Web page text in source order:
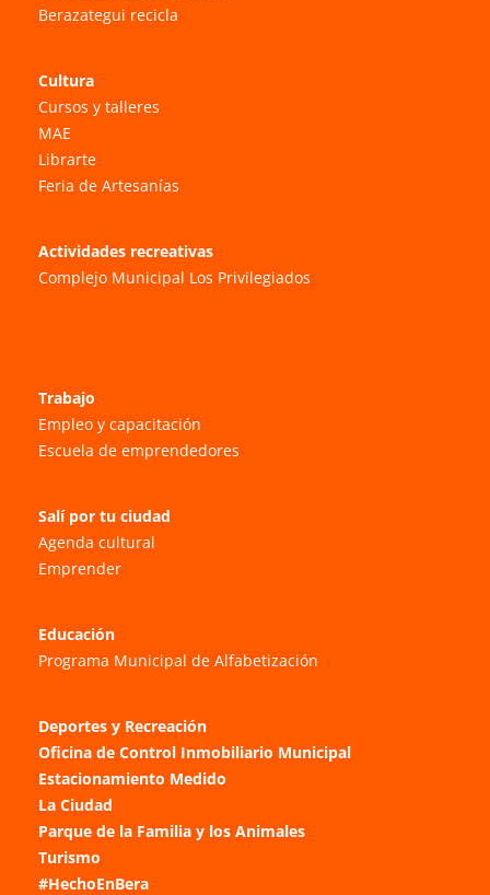
Berazategui recicla
Cultura
Cursos y talleres
MAE
Librarte
Feria de Artesanías
Actividades recreativas
Complejo Municipal Los Privilegiados
Trabajo
Empleo y capacitación
Escuela de emprendedores
Salí por tu ciudad
Agenda cultural
Emprender
Educación
Programa Municipal de Alfabetización
Deportes y Recreación
Oficina de Control Inmobiliario Municipal
Estacionamiento Medido
La Ciudad
Parque de la Familia y los Animales
Turismo
#HechoEnBera